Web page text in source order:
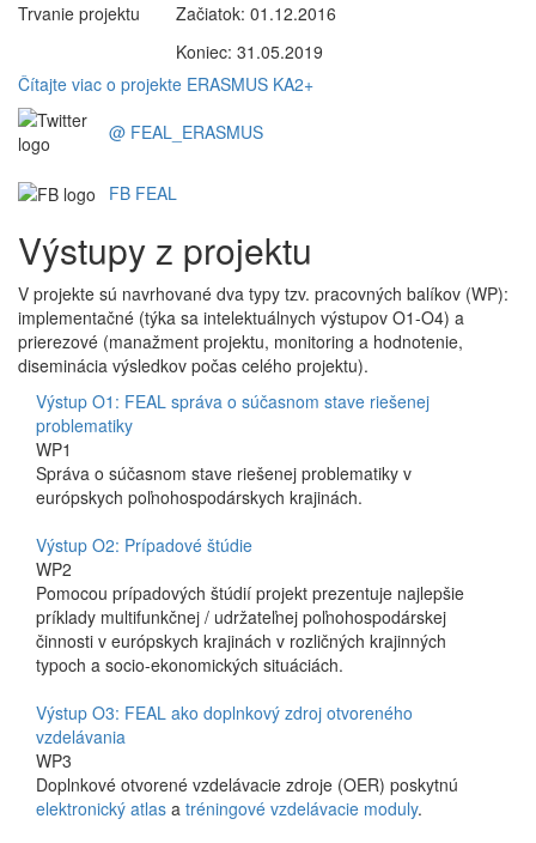
Trvanie projektu
Začiatok: 01.12.2016
Koniec: 31.05.2019
Čítajte viac o projekte ERASMUS KA2+
@ FEAL_ERASMUS
FB FEAL
Výstupy z projektu
V projekte sú navrhované dva typy tzv. pracovných balíkov (WP):
implementačné (týka sa intelektuálnych výstupov O1-O4) a
prierezové (manažment projektu, monitoring a hodnotenie,
diseminácia výsledkov počas celého projektu).
Výstup O1: FEAL správa o súčasnom stave riešenej
problematiky
WP1
Správa o súčasnom stave riešenej problematiky v
európskych poľnohospodárskych krajinách.
Výstup O2: Prípadové štúdie
WP2
Pomocou prípadových štúdií projekt prezentuje najlepšie
príklady multifunkčnej / udržateľnej poľnohospodárskej
činnosti v európskych krajinách v rozličných krajinných
typoch a socio-ekonomických situáciách.
Výstup O3: FEAL ako doplnkový zdroj otvoreného
vzdelávania
WP3
Doplnkové otvorené vzdelávacie zdroje (OER) poskytnú
elektronický atlas a tréningové vzdelávacie moduly.